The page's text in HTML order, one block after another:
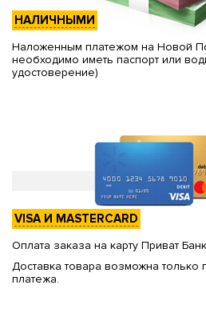
НАЛИЧНЫМИ
Наложенным платежом на Новой
необходимо иметь паспорт или
удостоверение)
VISA И MASTERCARD
Оплата заказа на карту Приват
Доставка товара возможна только
платежа.